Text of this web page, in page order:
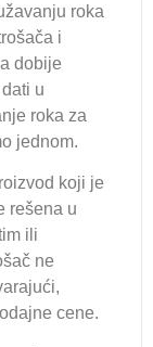
roka
i
dobije
u
roka za
jednom.
koji je
rešena u
ili
ne
cene.